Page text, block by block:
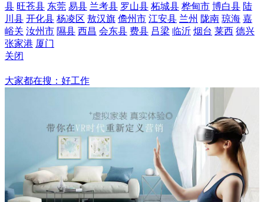
县 旺苍县 东莞 易县 兰考县 罗山县 柘城县 桦甸市 博白县 陆
川县 开化县 杨凌区 敖汉旗 儋州市 江安县 兰州 陇南 琼海 嘉
峪关 汝州市 隰县 西昌 会东县 费县 吕梁 临沂 烟台 莱西 德兴
张家港 厦门
关闭
大家都在搜：好工作